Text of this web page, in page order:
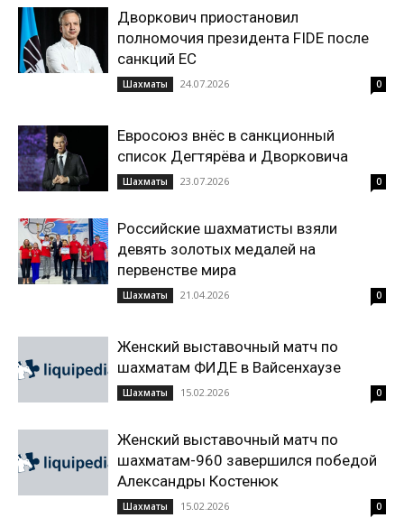
Дворкович приостановил
полномочия президента FIDE после
санкций ЕС
Шахматы 24.07.2026 0
Евросоюз внёс в санкционный
список Дегтярёва и Дворковича
Шахматы 23.07.2026 0
Российские шахматисты взяли
девять золотых медалей на
первенстве мира
Шахматы 21.04.2026 0
Женский выставочный матч по
шахматам ФИДЕ в Вайсенхаузе
Шахматы 15.02.2026 0
Женский выставочный матч по
шахматам-960 завершился победой
Александры Костенюк
Шахматы 15.02.2026 0